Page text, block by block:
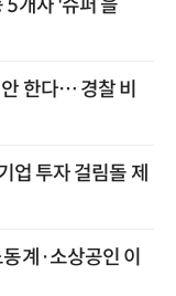
5개사 '슈퍼 을
한다… 경찰 비
업 투자 걸림돌 제
계·소상공인 이